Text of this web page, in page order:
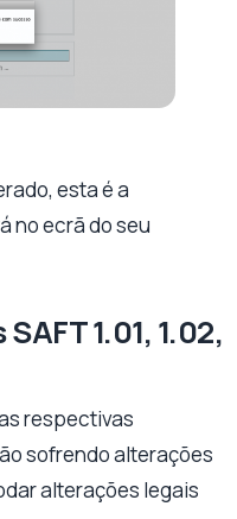
esta é a
no ecrã do seu
1.01, 1.02,
respectivas
sofrendo alterações
alterações legais